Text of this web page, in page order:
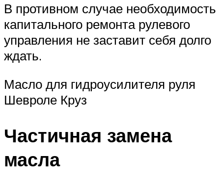
В противном случае необходимость
капитального ремонта рулевого
управления не заставит себя долго
ждать.
Масло для гидроусилителя руля
Шевроле Круз
Частичная замена
масла